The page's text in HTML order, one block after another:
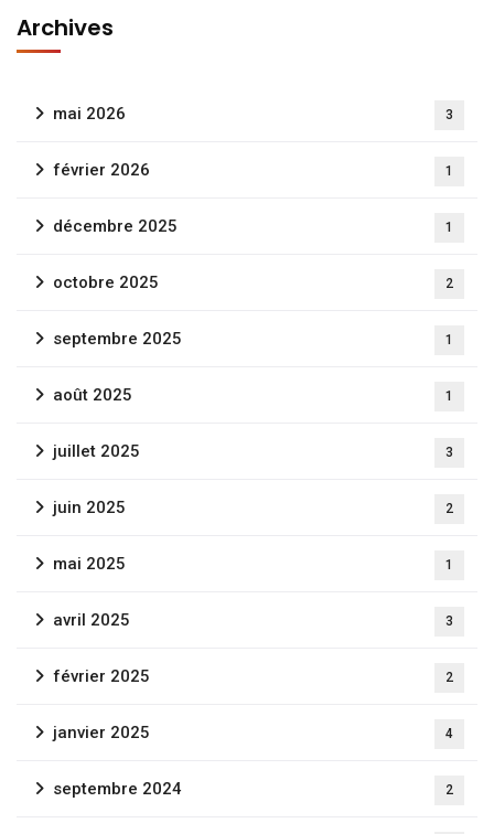
Archives
mai 2026 3
février 2026 1
décembre 2025 1
octobre 2025 2
septembre 2025 1
août 2025 1
juillet 2025 3
juin 2025 2
mai 2025 1
avril 2025 3
février 2025 2
janvier 2025 4
septembre 2024 2